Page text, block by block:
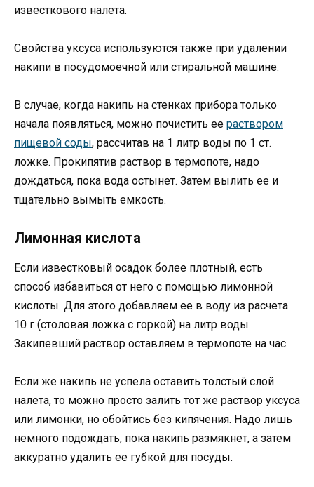
известкового налета.
Свойства уксуса используются также при удалении
накипи в посудомоечной или стиральной машине.
В случае, когда накипь на стенках прибора только
начала появляться, можно почистить ее раствором
пищевой соды, рассчитав на 1 литр воды по 1 ст.
ложке. Прокипятив раствор в термопоте, надо
дождаться, пока вода остынет. Затем вылить ее и
тщательно вымыть емкость.
Лимонная кислота
Если известковый осадок более плотный, есть
способ избавиться от него с помощью лимонной
кислоты. Для этого добавляем ее в воду из расчета
10 г (столовая ложка с горкой) на литр воды.
Закипевший раствор оставляем в термопоте на час.
Если же накипь не успела оставить толстый слой
налета, то можно просто залить тот же раствор уксуса
или лимонки, но обойтись без кипячения. Надо лишь
немного подождать, пока накипь размякнет, а затем
аккуратно удалить ее губкой для посуды.